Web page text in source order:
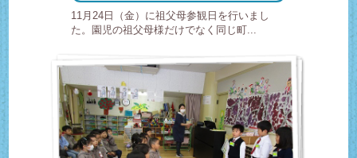
11月24日（金）に祖父母参観日を行いまし
た。園児の祖父母様だけでなく同じ町...